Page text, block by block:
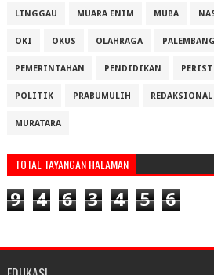
LINGGAU MUARA ENIM MUBA
OKI OKUS OLAHRAGA PALEMBANG
PEMERINTAHAN PENDIDIKAN
POLITIK PRABUMULIH REDAKSIONAL
MURATARA
TOTAL TAYANGAN HALAMAN
9 4 6 3 4 5 6